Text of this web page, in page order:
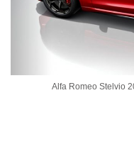
Alfa Romeo Stelvio